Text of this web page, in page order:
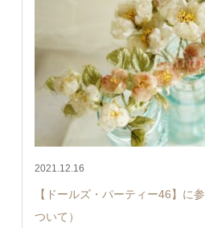
2021.12.16
【ドールズ・パーティー46】に
ついて）